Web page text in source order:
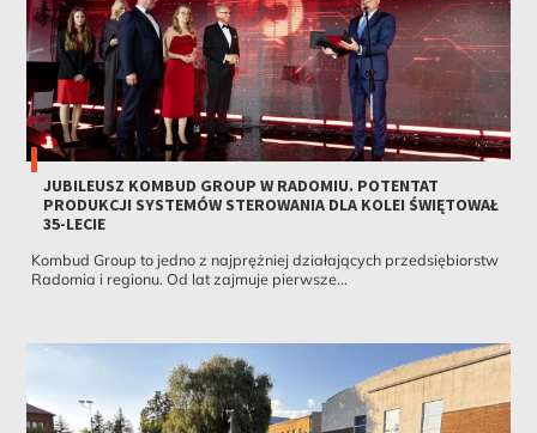
JUBILEUSZ KOMBUD GROUP W RADOMIU. POTENTAT
PRODUKCJI SYSTEMÓW STEROWANIA DLA KOLEI ŚWIĘTOWAŁ
35-LECIE
Kombud Group to jedno z najprężniej działających przedsiębiorstw
Radomia i regionu. Od lat zajmuje pierwsze...